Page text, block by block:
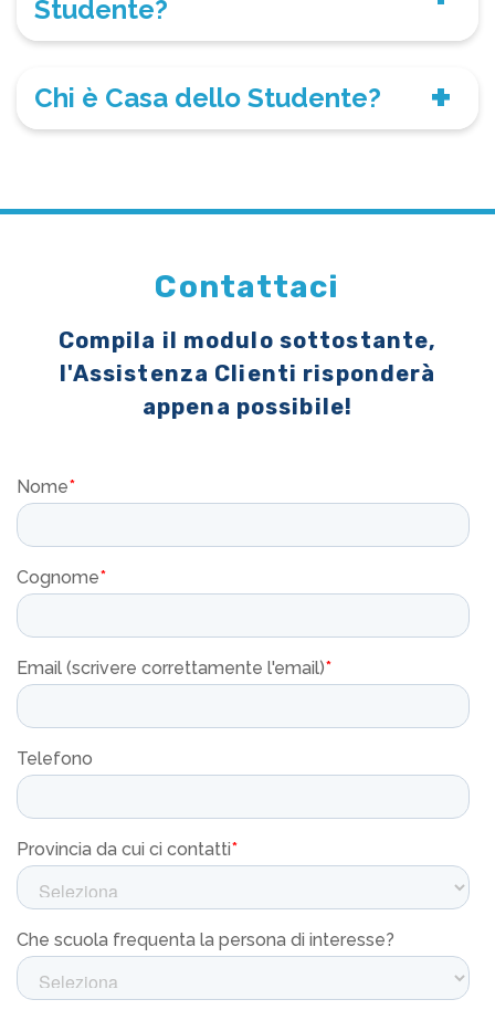
Studente?
Chi è Casa dello Studente?
Contattaci
Compila il modulo sottostante,
l'Assistenza Clienti risponderà
appena possibile!